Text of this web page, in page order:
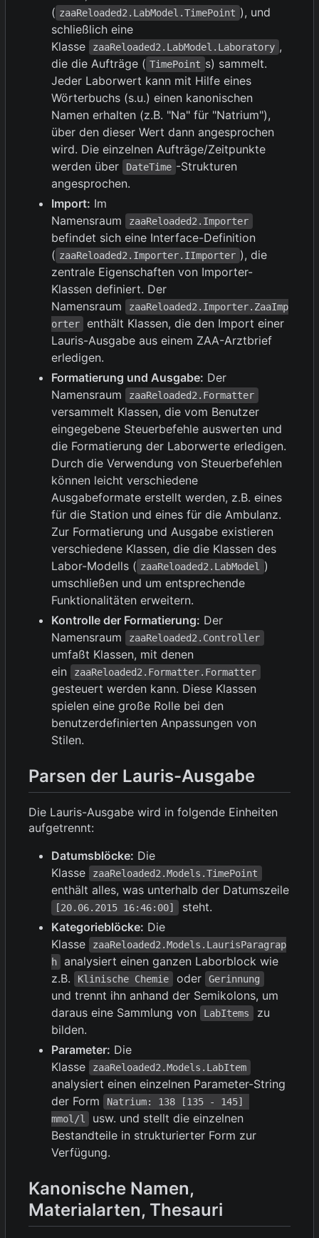
( zaaReloaded2.LabModel.TimePoint ), und
schließlich eine
Klasse
zaaReloaded2.LabModel.Laboratory ,
die die Aufträge ( TimePoint s) sammelt.
Jeder Laborwert kann mit Hilfe eines
Wörterbuchs (s.u.) einen kanonischen
Namen erhalten (z.B. "Na" für "Natrium"),
über den dieser Wert dann angesprochen
wird. Die einzelnen Aufträge/Zeitpunkte
werden über
DateTime -Strukturen
angesprochen.
Import: Im
Namensraum
zaaReloaded2.Importer
befindet sich eine Interface-Definition
( zaaReloaded2.Importer.IImporter ), die
zentrale Eigenschaften von Importer-
Klassen definiert. Der
Namensraum
zaaReloaded2.Importer.ZaaImp
orter
enthält Klassen, die den Import einer
Lauris-Ausgabe aus einem ZAA-Arztbrief
erledigen.
Formatierung und Ausgabe: Der
Namensraum
zaaReloaded2.Formatter
versammelt Klassen, die vom Benutzer
eingegebene Steuerbefehle auswerten und
die Formatierung der Laborwerte erledigen.
Durch die Verwendung von Steuerbefehlen
können leicht verschiedene
Ausgabeformate erstellt werden, z.B. eines
für die Station und eines für die Ambulanz.
Zur Formatierung und Ausgabe existieren
verschiedene Klassen, die die Klassen des
Labor-Modells ( zaaReloaded2.LabModel
)
umschließen und um entsprechende
Funktionalitäten erweitern.
Kontrolle der Formatierung: Der
Namensraum
zaaReloaded2.Controller
umfaßt Klassen, mit denen
ein
zaaReloaded2.Formatter.Formatter
gesteuert werden kann. Diese Klassen
spielen eine große Rolle bei den
benutzerdefinierten Anpassungen von
Stilen.
Parsen der Lauris-Ausgabe
Die Lauris-Ausgabe wird in folgende Einheiten
aufgetrennt:
Datumsblöcke: Die
Klasse
zaaReloaded2.Models.TimePoint
enthält alles, was unterhalb der Datumszeile
[20.06.2015 16:46:00]
steht.
Kategorieblöcke: Die
Klasse
zaaReloaded2.Models.LaurisParagrap
h
analysiert einen ganzen Laborblock wie
z.B.
Klinische Chemie oder Gerinnung
und trennt ihn anhand der Semikolons, um
daraus eine Sammlung von
LabItems
zu
bilden.
Parameter: Die
Klasse
zaaReloaded2.Models.LabItem
analysiert einen einzelnen Parameter-String
der Form
Natrium: 138 [135 - 145]
mmol/l
usw. und stellt die einzelnen
Bestandteile in strukturierter Form zur
Verfügung.
Kanonische Namen,
Materialarten, Thesauri